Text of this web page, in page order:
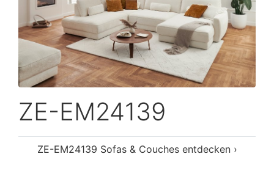
ZE-EM24139
ZE-EM24139 Sofas & Couches entdecken ›